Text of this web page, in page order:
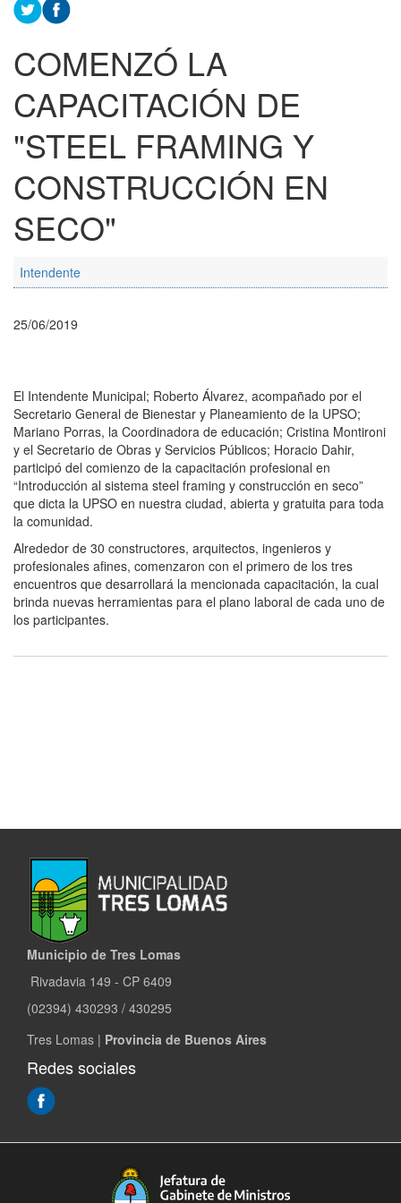
COMENZÓ LA
CAPACITACIÓN DE
"STEEL FRAMING Y
CONSTRUCCIÓN EN
SECO"
Intendente
25/06/2019
El Intendente Municipal; Roberto Álvarez, acompañado por el
Secretario General de Bienestar y Planeamiento de la UPSO;
Mariano Porras, la Coordinadora de educación; Cristina Montironi
y el Secretario de Obras y Servicios Públicos; Horacio Dahir,
participó del comienzo de la capacitación profesional en
“Introducción al sistema steel framing y construcción en seco”
que dicta la UPSO en nuestra ciudad, abierta y gratuita para toda
la comunidad.
Alrededor de 30 constructores, arquitectos, ingenieros y
profesionales afines, comenzaron con el primero de los tres
encuentros que desarrollará la mencionada capacitación, la cual
brinda nuevas herramientas para el plano laboral de cada uno de
los participantes.
Municipio de Tres Lomas
Rivadavia 149 - CP 6409
(02394) 430293 / 430295
Tres Lomas | Provincia de Buenos Aires
Redes sociales